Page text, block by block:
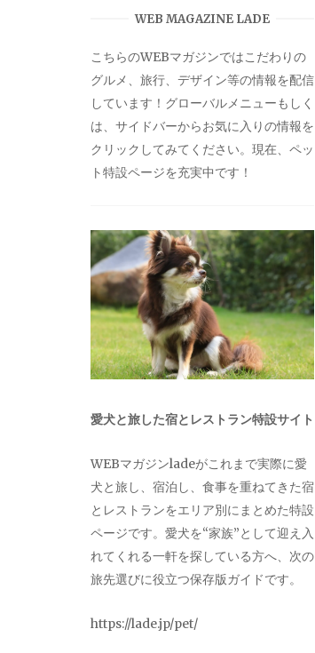
WEB MAGAZINE LADE
こちらのWEBマガジンではこだわりの
グルメ、旅行、デザイン等の情報を配信
しています！グローバルメニューもしく
は、サイドバーからお気に入りの情報を
クリックしてみてください。現在、ペッ
ト特設ページを充実中です！
愛犬と旅した宿とレストラン特設サイト
WEBマガジンladeがこれまで実際に愛
犬と旅し、宿泊し、食事を重ねてきた宿
とレストランをエリア別にまとめた特設
ページです。愛犬を“家族”として迎え入
れてくれる一軒を探している方へ、次の
旅先選びに役立つ保存版ガイドです。
https://lade.jp/pet/